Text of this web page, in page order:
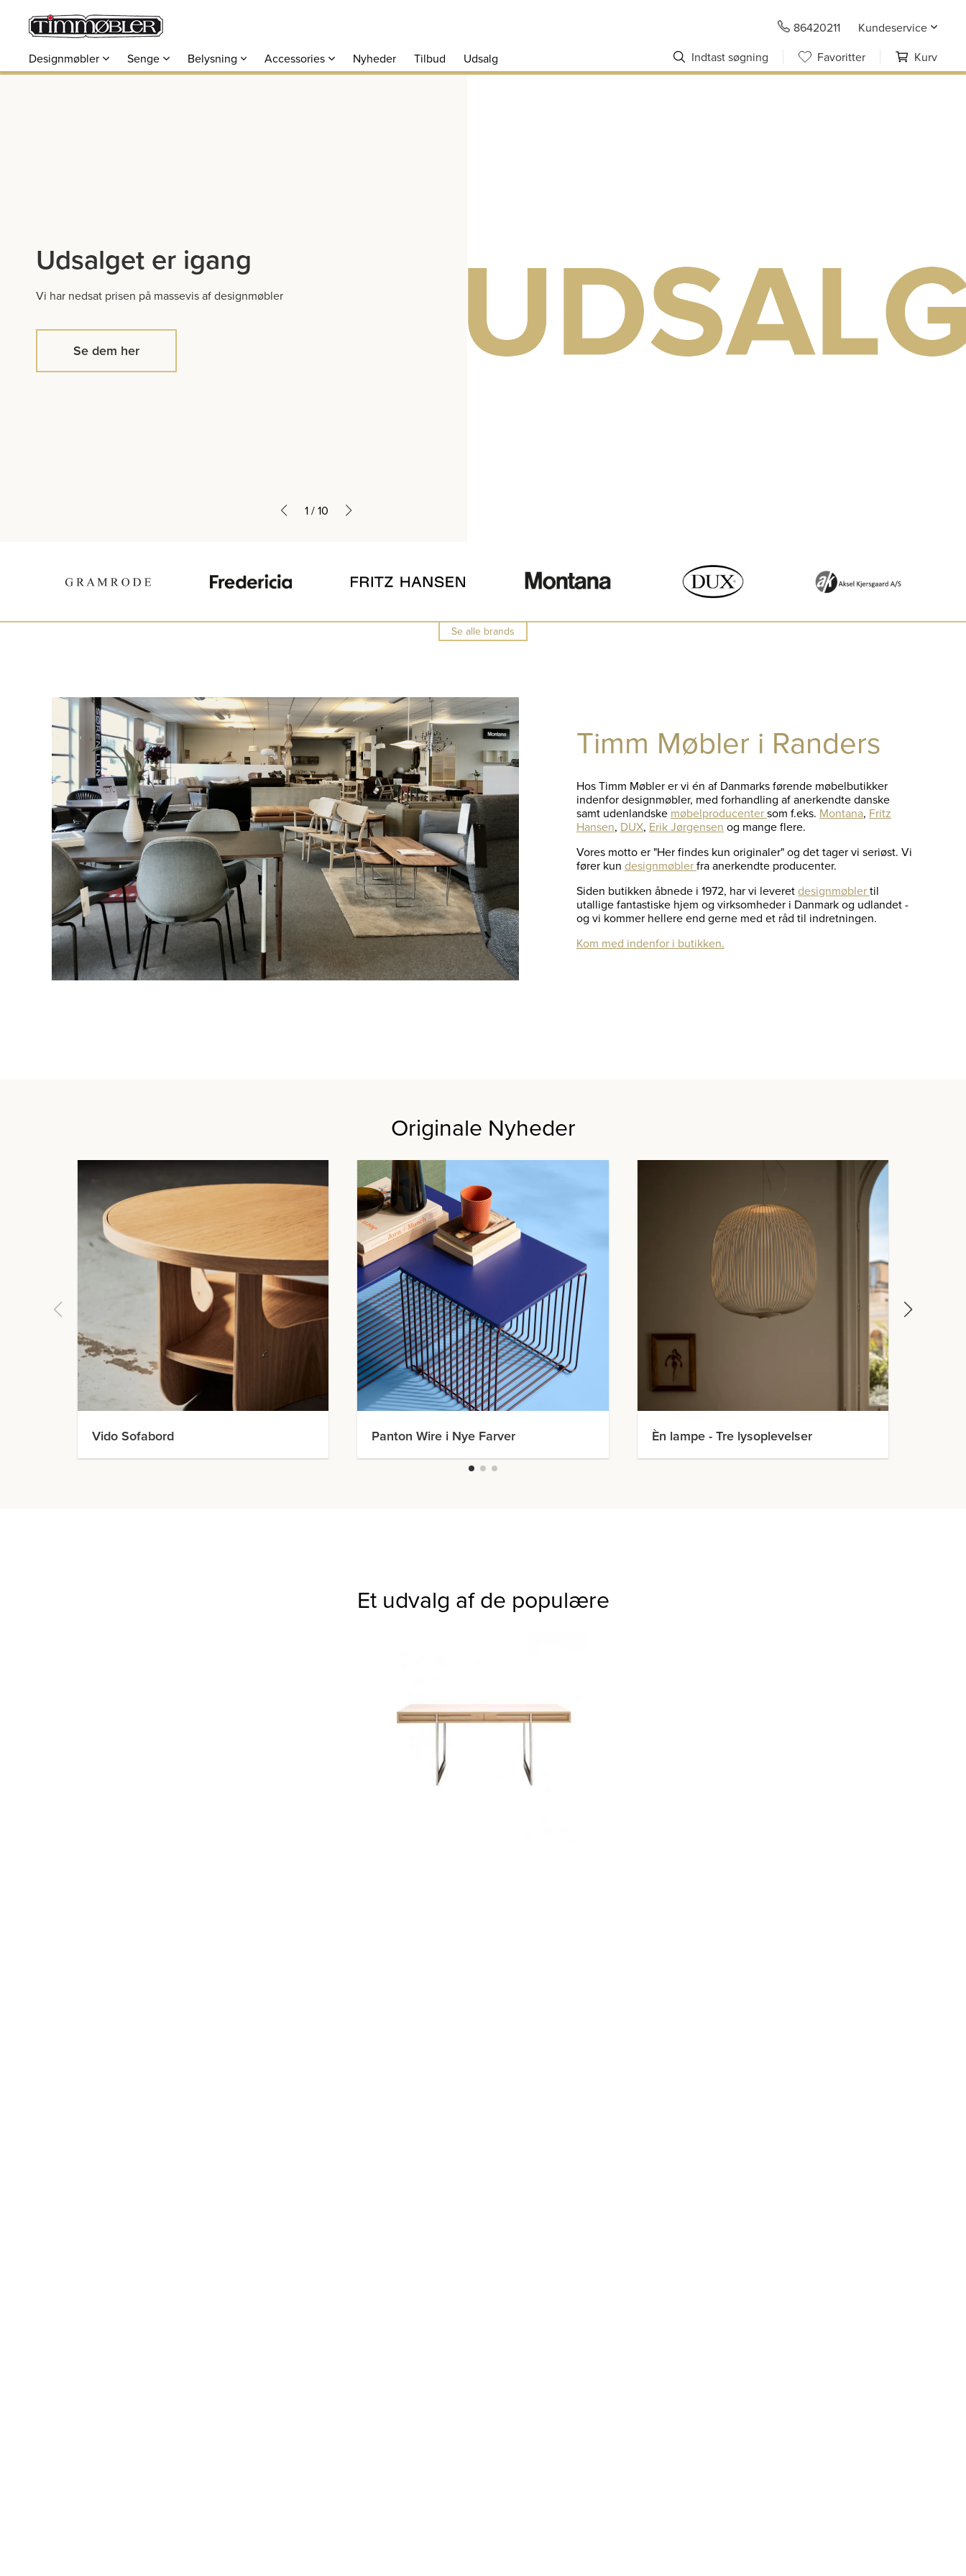
86420211
Kundeservice
Designmøbler
Senge Belysning Accessories Nyheder Tilbud Udsalg Indtast søgning Favoritter Kurv
Udsalget er igang
Vi har nedsat prisen på massevis af designmøbler
Se dem her
1/10
Se alle brands
Timm Møbler i Randers
Hos Timm Møbler er vi én af Danmarks førende møbelbutikker
indenfor designmøbler, med forhandling af anerkendte danske
samt udenlandske møbelproducentersom f.eks. Montana, Fritz
Hansen, DUX, Erik Jørgensen og mange flere.
Vores motto er "Her findes kun originaler" og det tager vi seriøst. Vi
fører kun designmøblerfra anerkendte producenter.
Siden butikken åbnede i 1972, har vi leveretdesignmøblertil
utallige fantastiske hjem og virksomheder i Danmark og udlandet -
og vi kommer hellere end gerne med et råd til indretningen.
Kom med indenfor i butikken.
Originale Nyheder
Vido Sofabord Panton Wire i Nye Farver Èn lampe - Tre lysoplevelser
Et udvalg af de populære